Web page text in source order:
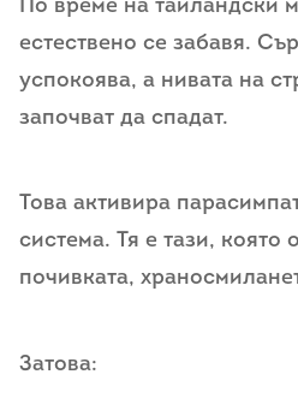
По време на тайландски
естествено се забавя.
успокоява, а нивата на
започват да спадат.
Това активира
система. Тя е тази, която
почивката,
Затова: